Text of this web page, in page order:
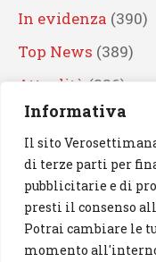
Informativa
Il sito
di terze parti per
pubblicitarie e di
presti il consenso
Potrai cambiare le
momento
In evidenza (390)
Top News (389)
Attualità (336)
Eventi(330)
Artisti (241)
News(239)
Cerca